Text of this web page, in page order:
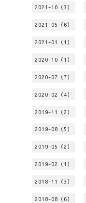
2021-10（3）
2021-05（6）
2021-01（1）
2020-10（1）
2020-07（7）
2020-02（4）
2019-11（2）
2019-08（5）
2019-05（2）
2019-02（1）
2018-11（3）
2018-08（6）